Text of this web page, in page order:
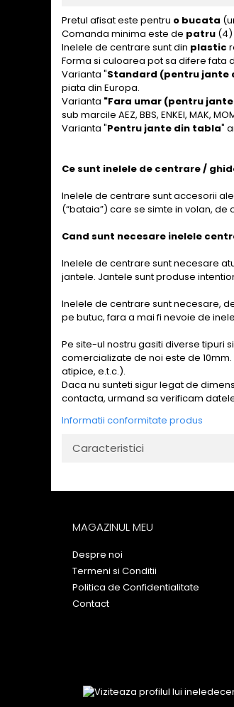
Pretul afisat este pentru o bucata
Comanda minima este de patru (4)
Inelele de centrare sunt din plastic
Forma si culoarea pot sa difere fata
Varianta "Standard (pentru jante
piata din Europa.
Varianta "Fara umar (pentru
sub marcile AEZ, BBS, ENKEI, MAK,
Varianta "Pentru jante din tabla"
Ce sunt inelele de centrare /
Inelele de centrare sunt accesorii
(“bataia”) care se simte in volan, de
Cand sunt necesare inelele
Inelele de centrare sunt necesare
jantele. Jantele sunt produse
Inelele de centrare sunt necesare,
pe butuc, fara a mai fi nevoie de
Pe site-ul nostru gasiti diverse tipuri
comercializate de noi este de
atipice, e.t.c.).
Daca nu sunteti sigur legat de
contacta, urmand sa verificam
Informatii conformitate produs
Caracteristici
MAGAZINUL MEU
Despre noi
Termeni si Conditii
Politica de Confidentialitate
Contact